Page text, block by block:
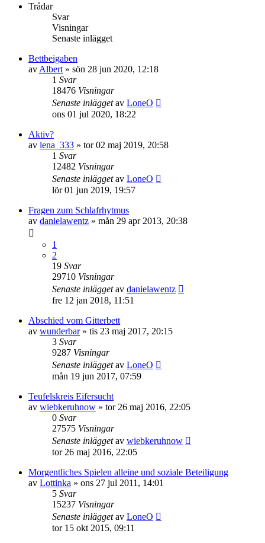
Trådar
Svar
Visningar
Senaste inlägget
Bettbeigaben
av Albert » sön 28 jun 2020, 12:18
1 Svar
18476 Visningar
Senaste inläggetav LoneO
ons 01 jul 2020, 18:22
Aktiv?
av lena_333 » tor 02 maj 2019, 20:58
1 Svar
12482 Visningar
Senaste inläggetav LoneO
lör 01 jun 2019, 19:57
Fragen zum Schlafrhytmus
av danielawentz » mån 29 apr 2013, 20:38
1
2
19 Svar
29710 Visningar
Senaste inläggetav danielawentz
fre 12 jan 2018, 11:51
Abschied vom Gitterbett
av wunderbar» tis 23 maj 2017, 20:15
3 Svar
9287 Visningar
Senaste inläggetav LoneO
mån 19 jun 2017, 07:59
Teufelskreis Eifersucht
av wiebkeruhnow » tor 26 maj 2016, 22:05
0 Svar
27575 Visningar
Senaste inläggetav wiebkeruhnow
tor 26 maj 2016, 22:05
Morgentliches Spielen alleine und soziale Beteiligung
av Lottinka » ons 27 jul 2011, 14:01
5 Svar
15237 Visningar
Senaste inläggetav LoneO
tor 15 okt 2015, 09:11